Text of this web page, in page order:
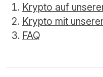
Krypto auf
Krypto mit
FAQ